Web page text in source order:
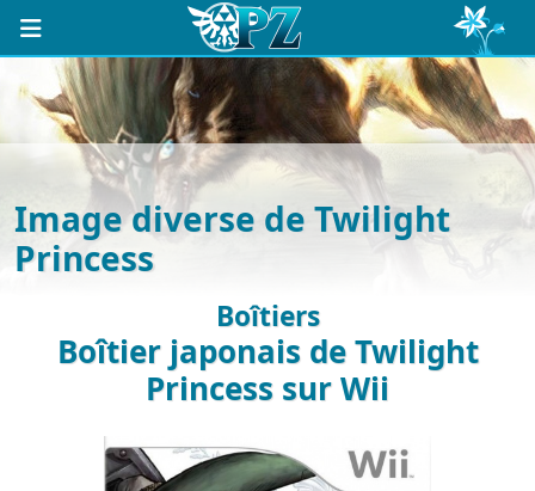
Image diverse de Twilight
Princess
Boîtiers
Boîtier japonais de Twilight
Princess sur Wii